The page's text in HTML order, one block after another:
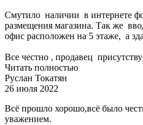
Смутило наличии в интернете
размещения магазина. Так же
офис расположен на 5 этаже, а
Все честно , продавец
Читать полностью
Руслан Токатян
26 июля 2022
Всё прошло хорошо,всё было
уважением.